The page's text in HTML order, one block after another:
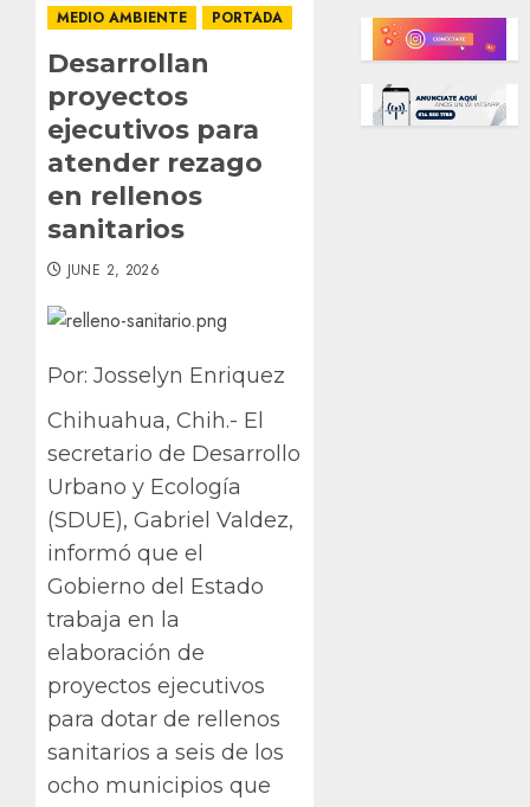
MEDIO AMBIENTE
PORTADA
Desarrollan
proyectos
ejecutivos para
atender rezago
en rellenos
sanitarios
JUNE 2, 2026
Por: Josselyn Enriquez
Chihuahua, Chih.- El
secretario de Desarrollo
Urbano y Ecología
(SDUE), Gabriel Valdez,
informó que el
Gobierno del Estado
trabaja en la
elaboración de
proyectos ejecutivos
para dotar de rellenos
sanitarios a seis de los
ocho municipios que